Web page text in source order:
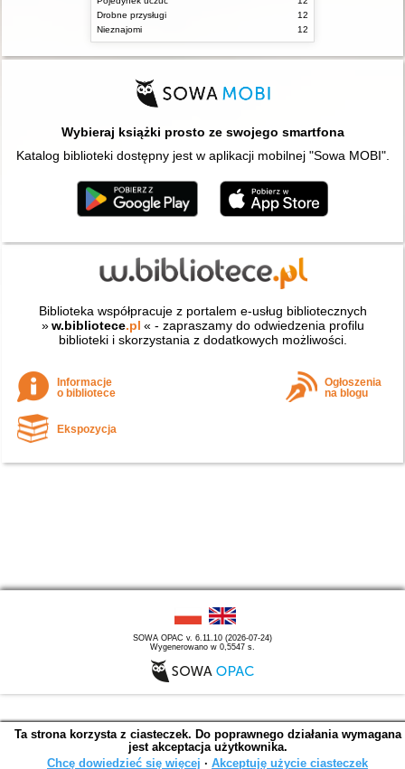
Drobne przysługi
12
Nieznajomi
12
Wybieraj książki prosto ze swojego smartfona
Katalog biblioteki dostępny jest w aplikacji mobilnej "Sowa MOBI".
Biblioteka współpracuje z portalem e-usług bibliotecznych
» w.bibliotece.pl « - zapraszamy do odwiedzenia profilu
biblioteki i skorzystania z dodatkowych możliwości.
Informacje
o bibliotece
Ogłoszenia
na blogu
Ekspozycja
SOWA OPAC v. 6.11.10 (2026-07-24)
Wygenerowano w 0,5547 s.
Ta strona korzysta z ciasteczek. Do poprawnego działania wymagana
jest akceptacja użytkownika.
Chcę dowiedzieć się więcej ∙ Akceptuję użycie ciasteczek